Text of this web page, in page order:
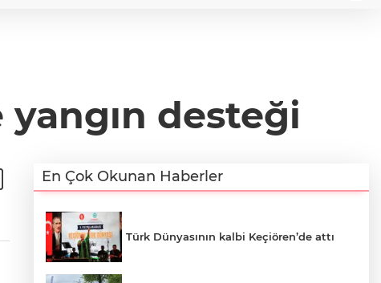
desteği
En Çok Okunan Haberler
Türk Dünyasının kalbi Keçiören’de attı